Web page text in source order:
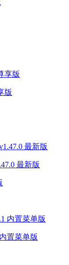
版
最新版
置菜单版